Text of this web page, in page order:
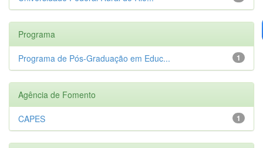
Programa
1
Programa de Pós-Graduação em Educ...
Agência de Fomento
1
CAPES